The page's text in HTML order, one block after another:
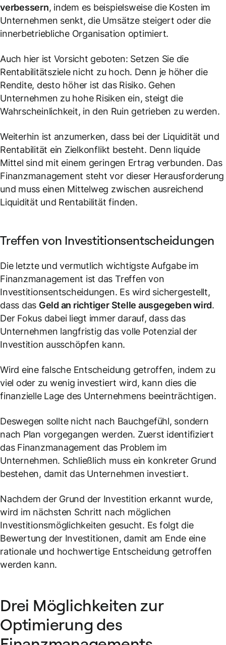
verbessern, indem es beispielsweise die Kosten im
Unternehmen senkt, die Umsätze steigert oder die
innerbetriebliche Organisation optimiert.
Auch hier ist Vorsicht geboten: Setzen Sie die
Rentabilitätsziele nicht zu hoch. Denn je höher die
Rendite, desto höher ist das Risiko. Gehen
Unternehmen zu hohe Risiken ein, steigt die
Wahrscheinlichkeit, in den Ruin getrieben zu werden.
Weiterhin ist anzumerken, dass bei der Liquidität und
Rentabilität ein Zielkonflikt besteht. Denn liquide
Mittel sind mit einem geringen Ertrag verbunden. Das
Finanzmanagement steht vor dieser Herausforderung
und muss einen Mittelweg zwischen ausreichend
Liquidität und Rentabilität finden.
Treffen von Investitionsentscheidungen
Die letzte und vermutlich wichtigste Aufgabe im
Finanzmanagement ist das Treffen von
Investitionsentscheidungen. Es wird sichergestellt,
dass das Geld an richtiger Stelle ausgegeben wird.
Der Fokus dabei liegt immer darauf, dass das
Unternehmen langfristig das volle Potenzial der
Investition ausschöpfen kann.
Wird eine falsche Entscheidung getroffen, indem zu
viel oder zu wenig investiert wird, kann dies die
finanzielle Lage des Unternehmens beeinträchtigen.
Deswegen sollte nicht nach Bauchgefühl, sondern
nach Plan vorgegangen werden. Zuerst identifiziert
das Finanzmanagement das Problem im
Unternehmen. Schließlich muss ein konkreter Grund
bestehen, damit das Unternehmen investiert.
Nachdem der Grund der Investition erkannt wurde,
wird im nächsten Schritt nach möglichen
Investitionsmöglichkeiten gesucht. Es folgt die
Bewertung der Investitionen, damit am Ende eine
rationale und hochwertige Entscheidung getroffen
werden kann.
Drei Möglichkeiten zur
Optimierung des